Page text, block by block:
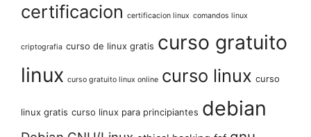
certificacion certificacion linux comandos linux
criptografia curso de linux gratis curso gratuito
linux curso gratuito linux online curso linux curso
linux gratis curso linux para principiantes debian